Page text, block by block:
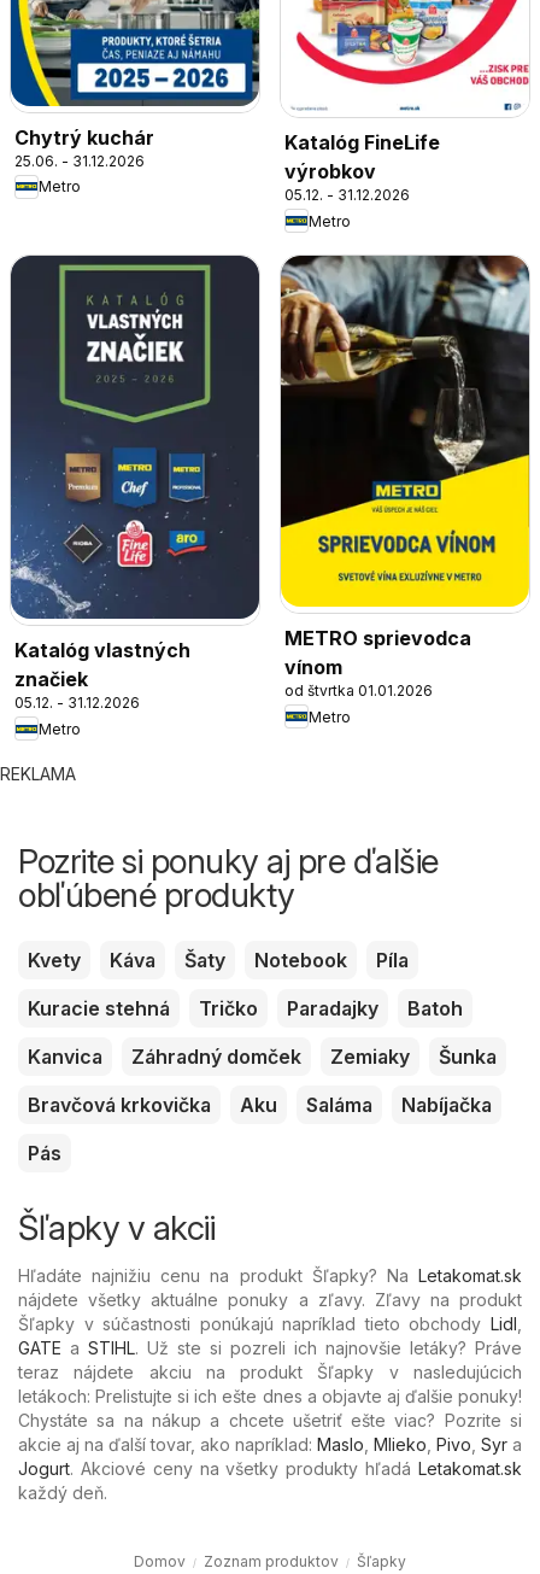
Chytrý kuchár
25.06. - 31.12.2026
Metro
Katalóg FineLife
výrobkov
05.12. - 31.12.2026
Metro
Katalóg vlastných
značiek
05.12. - 31.12.2026
Metro
METRO sprievodca
vínom
od štvrtka 01.01.2026
Metro
REKLAMA
Pozrite si ponuky aj pre ďalšie
obľúbené produkty
Kvety Káva Šaty Notebook
Píla
Kuracie stehná
Tričko Paradajky
Batoh
Kanvica
Záhradný domček Zemiaky
Šunka
Bravčová krkovička
Aku Saláma
Nabíjačka
Pás
Šľapky v akcii
Hľadáte najnižiu cenu na produkt Šľapky? Na Letakomat.sk
nájdete všetky aktuálne ponuky a zľavy. Zľavy na produkt
Šľapky v súčastnosti ponúkajú napríklad tieto obchody Lidl
GATE a STIHL. Už ste si pozreli ich najnovšie letáky? Práve
teraz nájdete akciu na produkt Šľapky v nasledujúcich
letákoch: Prelistujte si ich ešte dnes a objavte aj ďalšie ponuky!
Chystáte sa na nákup a chcete ušetriť ešte viac? Pozrite si
akcie aj na ďalší tovar, ako napríklad: Maslo Mlieko Pivo Syr a
Jogurt. Akciové ceny na všetky produkty hľadá Letakomat.sk
každý deň.
Domov Zoznam produktov Šľapky